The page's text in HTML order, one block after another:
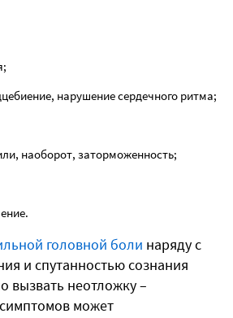
нарушение сердечного ритма;
наоборот, заторможенность;
головной боли наряду с
и спутанностью сознания
вызвать неотложку –
может